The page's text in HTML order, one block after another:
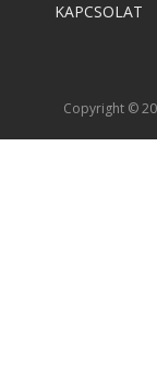
KAPCSOLAT
Copyright ©